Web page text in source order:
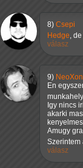
8) Csepi
Hedge,
válasz
9) NeoXon
En
Igy nincs
akarki
Amugy
Szerintem
válasz